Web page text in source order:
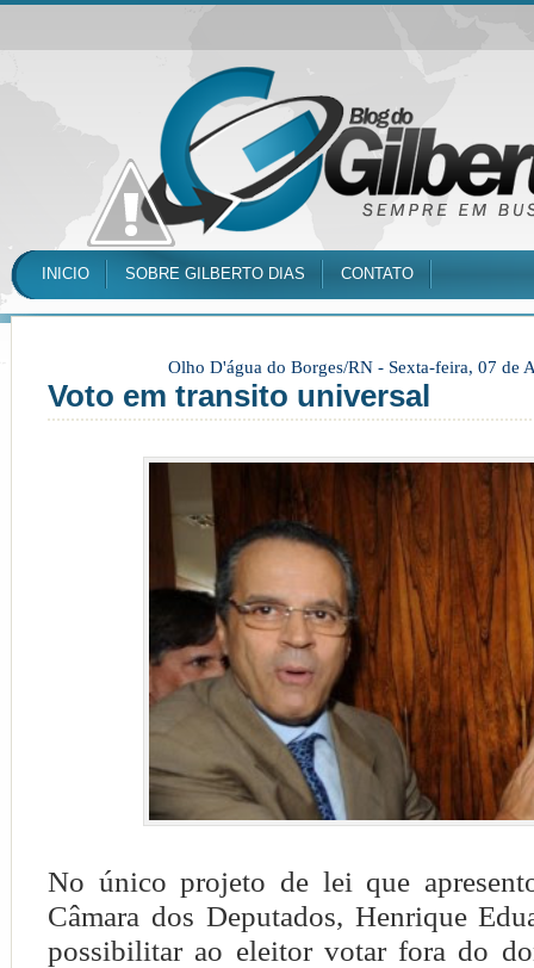
INICIO SOBRE GILBERTO DIAS CONTATO
Olho D'água do Borges/RN - Sexta-feira, 07 de
Voto em transito universal
No único projeto de lei que
Câmara dos Deputados, Henrique
possibilitar ao eleitor votar fora do